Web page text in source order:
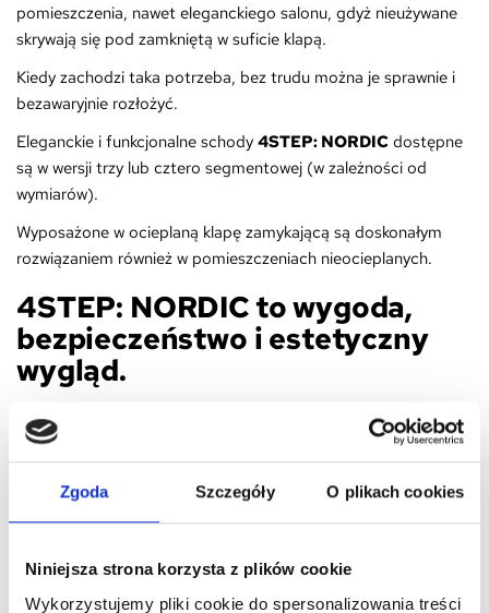
Zgoda Szczegóły O plikach cookies
Niniejsza strona korzysta z plików cookie
Wykorzystujemy pliki cookie do spersonalizowania treści
pomieszczenia, nawet eleganckiego salonu, gdyż nieużywane
skrywają się pod zamkniętą w suficie klapą.
Kiedy zachodzi taka potrzeba, bez trudu można je sprawnie i
bezawaryjnie rozłożyć.
Eleganckie i funkcjonalne schody 4STEP: NORDIC dostępne
są w wersji trzy lub cztero segmentowej (w zależności od
wymiarów).
Wyposażone w ocieplaną klapę zamykającą są doskonałym
rozwiązaniem również w pomieszczeniach nieocieplanych.
4STEP: NORDIC to wygoda,
bezpieczeństwo i estetyczny
wygląd.
do Państwa jak
, i co najważniejsze, by dotarływ
całości.
Do pakowania wykorzystujemyfolię karton orazpłytę
ochronnąistyropian.
Jest dla nas oczywiste, że oczekujecie Państwo